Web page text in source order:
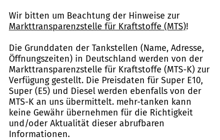
Wir bitten um Beachtung der Hinweise zur
Markttransparenzstelle für Kraftstoffe (MTS)!
Die Grunddaten der Tankstellen (Name, Adresse,
Öffnungszeiten) in Deutschland werden von der
Markttransparenzstelle für Kraftstoffe (MTS-K) zur
Verfügung gestellt. Die Preisdaten für Super E10,
Super (E5) und Diesel werden ebenfalls von der
MTS-K an uns übermittelt. mehr-tanken kann
keine Gewähr übernehmen für die Richtigkeit
und/oder Aktualität dieser abrufbaren
Informationen.